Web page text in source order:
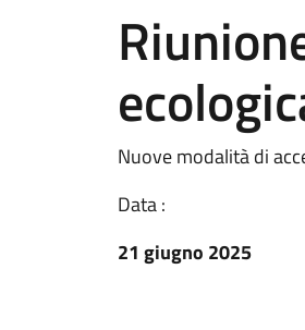
Nuove modalità di
Data :
21 giugno 2025